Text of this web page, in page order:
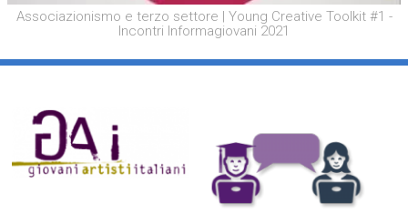
Associazionismo e terzo settore | Young Creative Toolkit #1 -
Incontri Informagiovani 2021